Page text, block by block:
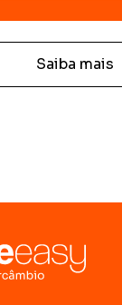
Saiba mais